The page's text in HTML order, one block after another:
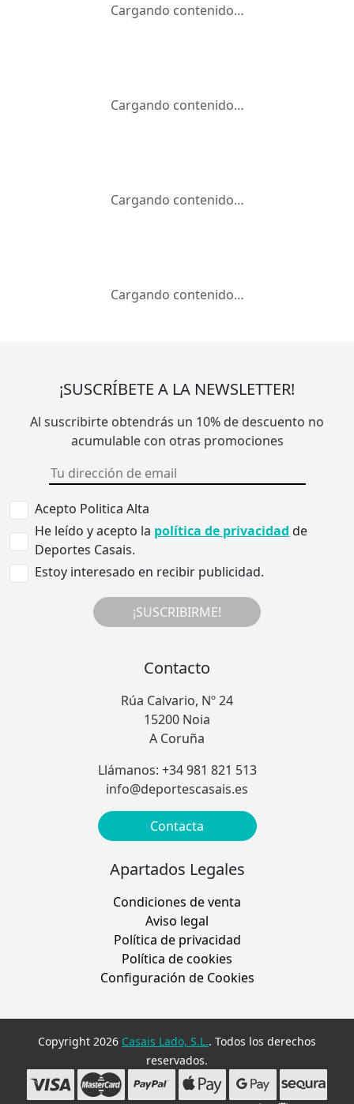
Cargando contenido…
Cargando contenido…
Cargando contenido…
Cargando contenido…
¡SUSCRÍBETE A LA NEWSLETTER!
Al suscribirte obtendrás un 10% de descuento no
acumulable con otras promociones
Acepto Politica Alta
He leído y acepto la política de privacidad de
Deportes Casais.
Estoy interesado en recibir publicidad.
¡SUSCRIBIRME!
Contacto
Rúa Calvario, Nº 24
15200 Noia
A Coruña
Llámanos: +34 981 821 513
info@deportescasais.es
Contacta
Apartados Legales
Condiciones de venta
Aviso legal
Política de privacidad
Política de cookies
Configuración de Cookies
Copyright 2026 Casais Lado, S.L.. Todos los derechos
reservados.